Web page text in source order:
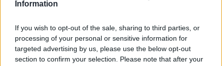
Information
If you wish to opt-out of the sale, sharing to third parties, or
processing of your personal or sensitive information for
targeted advertising by us, please use the below opt-out
section to confirm your selection. Please note that after your